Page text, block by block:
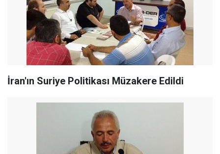
İran'ın Suriye Politikası Müzakere Edildi